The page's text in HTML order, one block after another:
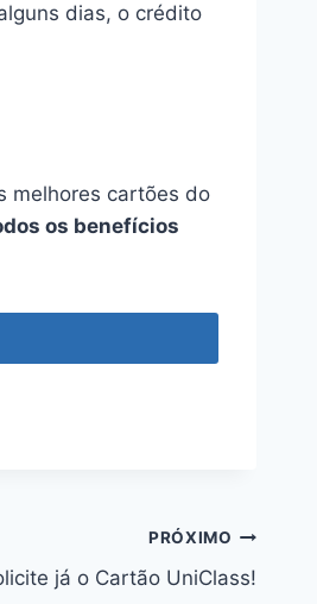
dias, o crédito
melhores cartões do
os benefícios
PRÓXIMO
já o Cartão UniClass!